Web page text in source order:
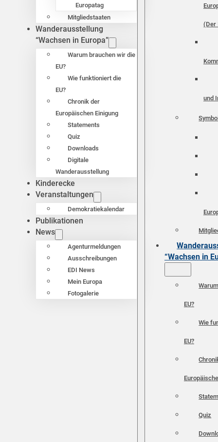
Europatag
Mitgliedstaaten
Wanderausstellung
“Wachsen in Europa”
Warum brauchen wir die
EU?
Wie funktioniert die
EU?
Chronik der
Europäischen Einigung
Statements
Quiz
Downloads
Digitale
Wanderausstellung
Kinderecke
Veranstaltungen
Demokratiekalendar
Publikationen
News
Agenturmeldungen
Ausschreibungen
EDI News
Mein Europa
Fotogalerie
(Der
und
“Wachsen in
EU?
Wie
EU?
Quiz